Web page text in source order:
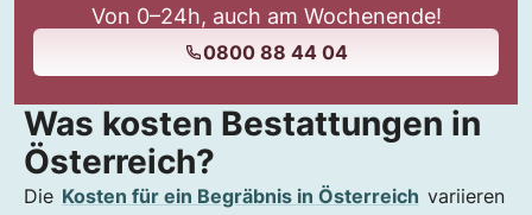
Von 0–24h, auch am Wochenende!
0800 88 44 04
Was kosten Bestattungen in
Österreich?
Die Kosten für ein Begräbnis in Österreich variieren